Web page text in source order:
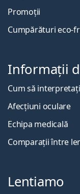
Promoții
Cumpărături eco-
Informații
Cum să
Afecțiuni oculare
Echipa medicală
Comparații între
Lentiamo